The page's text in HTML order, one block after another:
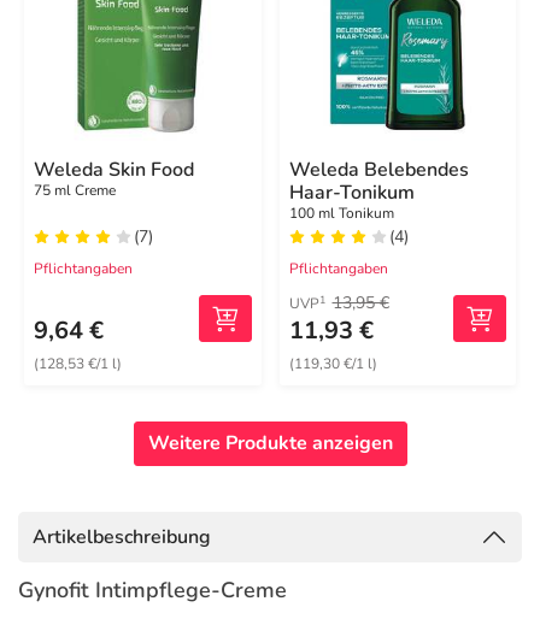
Weleda Skin Food
75 ml Creme
(7)
Pflichtangaben
9,64 €
(128,53 €/1 l)
Weleda Belebendes
Haar-Tonikum
100 ml Tonikum
(4)
Pflichtangaben
UVP1 13,95 €
11,93 €
(119,30 €/1 l)
Weitere Produkte anzeigen
Artikelbeschreibung
Gynofit Intimpflege-Creme